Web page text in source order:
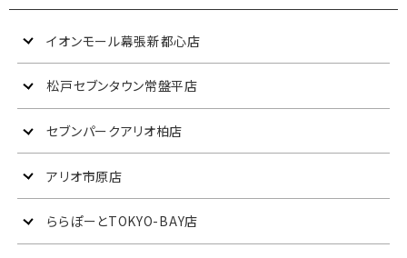
イオンモール幕張新都心店
松戸セブンタウン常盤平店
セブンパークアリオ柏店
アリオ市原店
ららぽーとTOKYO-BAY店